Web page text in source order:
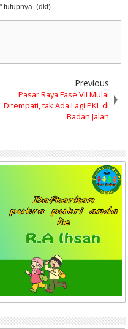
tutupnya. (dkf)
Previous
Pasar Raya Fase VII Mulai
Ditempati, tak Ada Lagi PKL di
Badan Jalan